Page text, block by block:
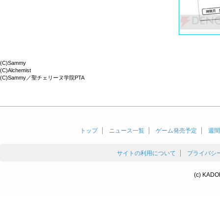
(C)Sammy
(C)Alchemist
(C)Sammy／聖チェリーヌ学院PTA
トップ ニュース一覧 ゲーム発売予定 週
サイトの利用について プライバシ
(c)